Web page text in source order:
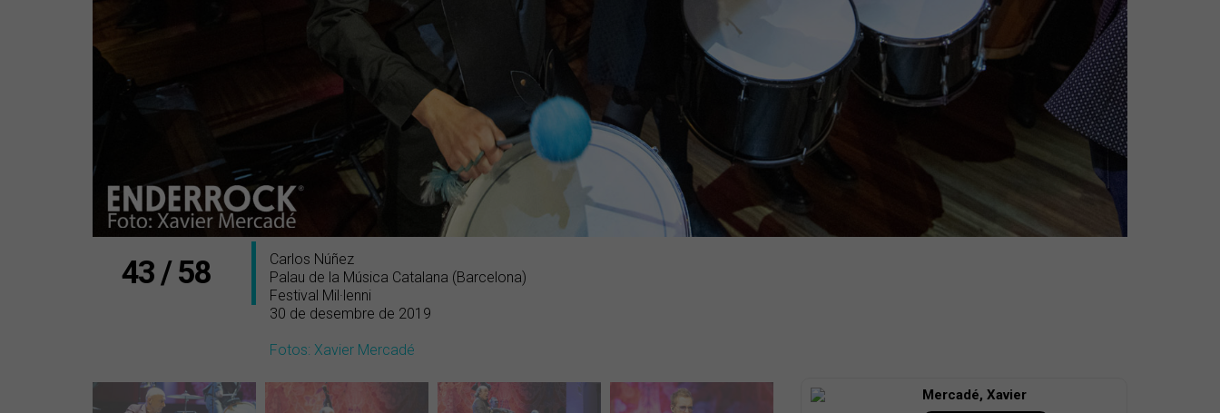
43 / 58
Carlos Núñez
Palau de la Música Catalana (Barcelona)
Festival Mil·lenni
30 de desembre de 2019
Fotos: Xavier Mercadé
Mercadé, Xavier